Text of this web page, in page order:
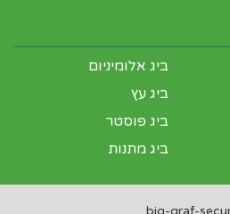
ביג אלומיניום
ביג עץ
ביג פוסטר
ביג מתנות